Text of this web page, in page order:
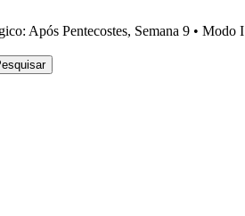
Após Pentecostes, Semana 9 • Modo I